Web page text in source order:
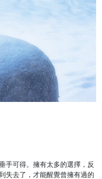
手可得。擁有太多的選擇，反
失去了，才能醒覺曾擁有過的